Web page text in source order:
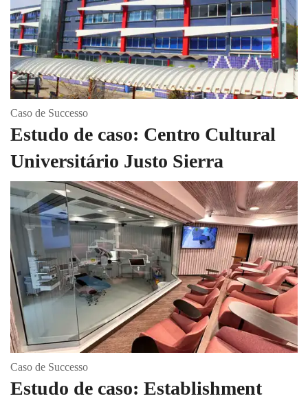
Caso de Successo
Estudo de caso: Centro Cultural
Universitário Justo Sierra
Caso de Successo
Estudo de caso: Establishment